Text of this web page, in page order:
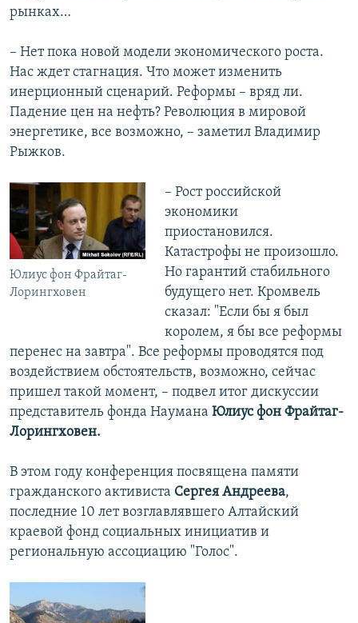
рынках…
– Нет пока новой модели экономического роста.
Нас ждет стагнация. Что может изменить
инерционный сценарий. Реформы – вряд ли.
Падение цен на нефть? Революция в мировой
энергетике, все возможно, – заметил Владимир
Рыжков.
Юлиус фон Фрайтаг-
Лорингховен
– Рост российской
экономики
приостановился.
Катастрофы не произошло.
Но гарантий стабильного
будущего нет. Кромвель
сказал: "Если бы я был
королем, я бы все реформы
перенес на завтра". Все реформы проводятся под
воздействием обстоятельств, возможно, сейчас
пришел такой момент, – подвел итог дискуссии
представитель фонда Наумана Юлиус фон Фрайтаг-
Лорингховен.
В этом году конференция посвящена памяти
гражданского активиста Сергея Андреева,
последние 10 лет возглавлявшего Алтайский
краевой фонд социальных инициатив и
региональную ассоциацию "Голос".